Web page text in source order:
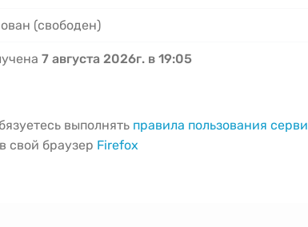
(свободен)
7 августа 2026г. в 19:05
выполнять правила пользования
свой браузер Firefox